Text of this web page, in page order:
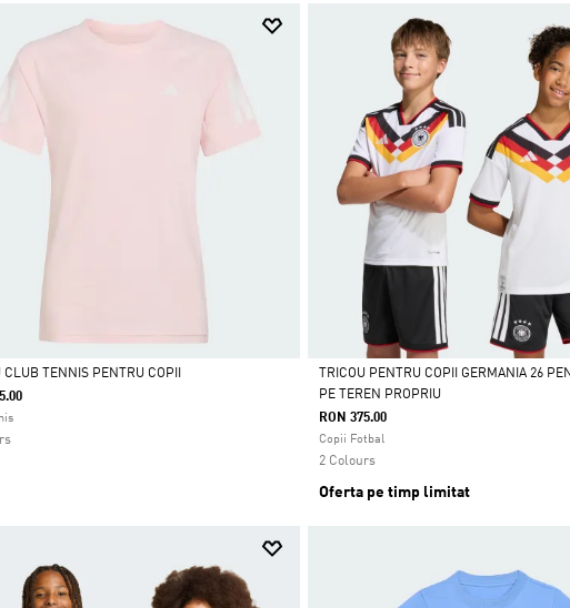
CLUB TENNIS PENTRU COPII
Da
TRICOU PENTRU COPII GERMANIA 26
PE TEREN PROPRIU
RON 375.00
Copii Fotbal
2 Colours
Oferta pe timp limitat